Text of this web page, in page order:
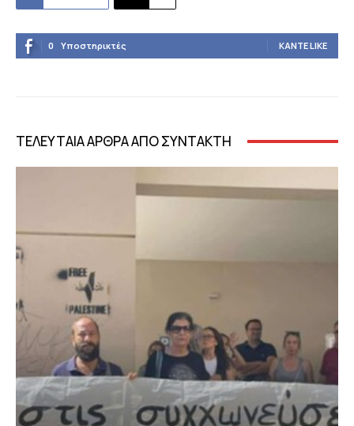
0 Υποστηρικτές ΚΆΝΤΕ LIKE
ΤΕΛΕΥΤΑΙΑ ΑΡΘΡΑ ΑΠΟ ΣΥΝΤΑΚΤΗ